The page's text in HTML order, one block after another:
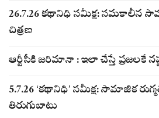
26.7.26 కథానిధి సమీక్ష: సమకాలీన
చిత్రణ
ఆర్టీసీకి జరిమానా : ఇలా చేస్తే ప్రజలకే
5.7.26 ‘కథానిధి’ సమీక్ష: సామాజిక
తిరుగుబాటు